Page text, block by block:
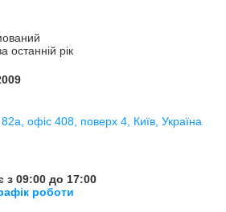
останній рік
офіс 408, поверх 4, Київ, Україна
з 09:00 до 17:00
роботи